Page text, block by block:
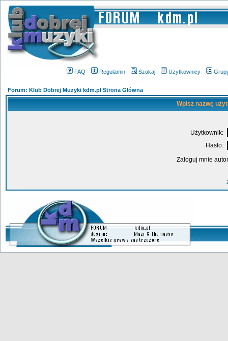
FAQ Regulamin Szukaj Użytkownicy
Forum: Klub Dobrej Muzyki kdm.pl Strona Główna
Wpisz nazwę
Użytkownik:
Hasło:
Zaloguj mnie